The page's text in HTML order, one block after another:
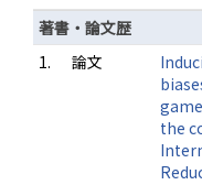
著書・論文歴
1.
論文
the